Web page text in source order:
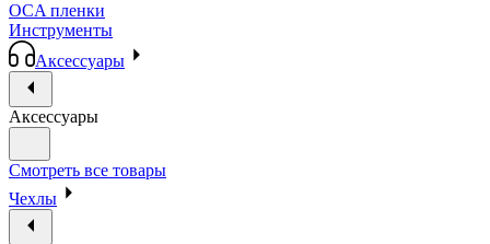
OCA пленки
Инструменты
Аксессуары
Аксессуары
Смотреть все товары
Чехлы